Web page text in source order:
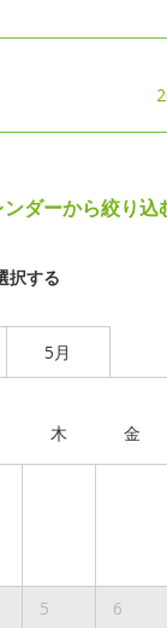
ンダーから絞り込
択する
5月
木 金
5 6